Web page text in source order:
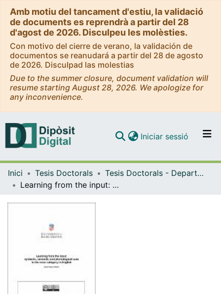
Amb motiu del tancament d'estiu, la validació
de documents es reprendrà a partir del 28
d'agost de 2026. Disculpeu les molèsties.
Con motivo del cierre de verano, la validación de
documentos se reanudará a partir del 28 de agosto
de 2026. Disculpad las molestias
Due to the summer closure, document validation will
resume starting August 28, 2026. We apologize for
any inconvenience.
Navega per tot el DD
Iniciar sessió (current)
Inici Tesis Doctorals
Tesis Doctorals - Departament - Filologia Anglesa i Alemanya
Learning from the input: syntactic, semantic and phonological cues to the noun category in English